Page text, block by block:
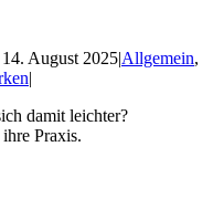
14. August 2025|Allgemein,
|
damit leichter?
Praxis.